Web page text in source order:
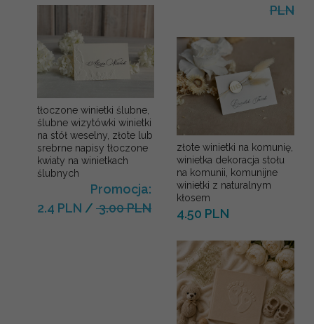
tłoczone winietki ślubne,
ślubne wizytówki winietki
na stół weselny, złote lub
srebrne napisy tłoczone
kwiaty na winietkach
ślubnych
Promocja:
2.4 PLN / 3.00 PLN
PLN
złote winietki na komunię,
winietka dekoracja stołu
na komunii, komunijne
winietki z naturalnym
kłosem
4.50 PLN